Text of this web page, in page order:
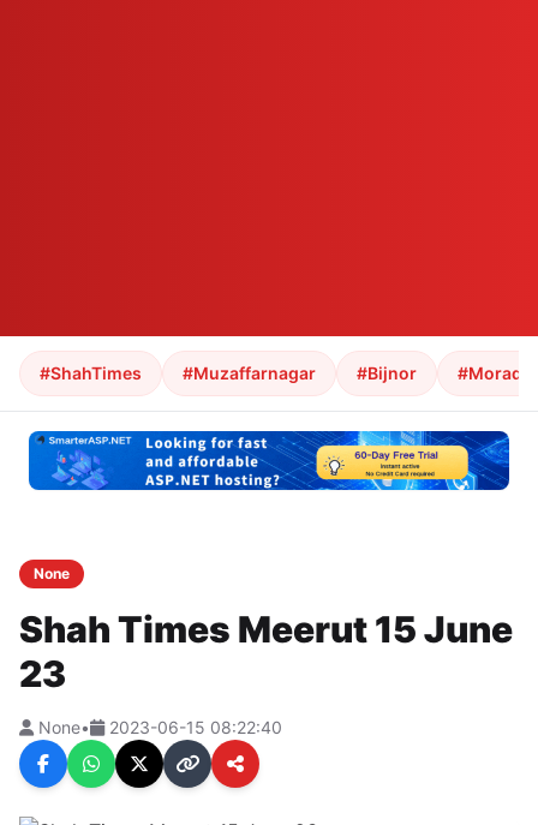
#ShahTimes #Muzaffarnagar #Bijnor
None
Shah Times Meerut 15 June
23
None• 2023-06-15 08:22:40